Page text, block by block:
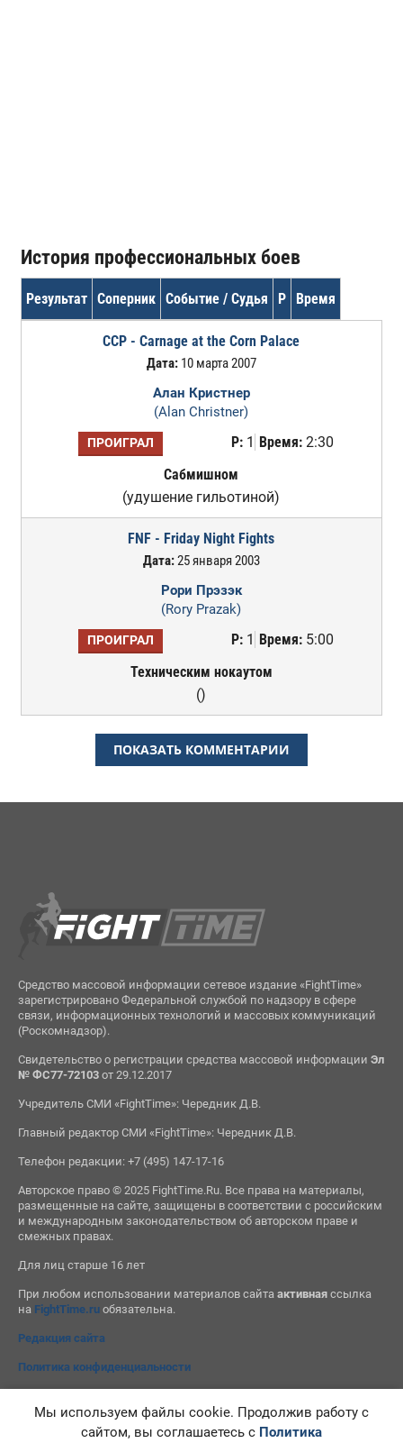
История профессиональных боев
Результат Соперник Событие / Судья Р Время
CCP - Carnage at the Corn Palace
Дата:10 марта 2007
Алан Кристнер
(Alan Christner)
ПРОИГРАЛ Р:1 Время:2:30
Сабмишном
(удушение гильотиной)
FNF - Friday Night Fights
Дата:25 января 2003
Рори Прэзэк
(Rory Prazak)
ПРОИГРАЛ Р:1 Время:5:00
Техническим нокаутом
()
ПОКАЗАТЬ КОММЕНТАРИИ
Средство массовой информации сетевое издание «FightTime»
зарегистрировано Федеральной службой по надзору в сфере
связи, информационных технологий и массовых коммуникаций
(Роскомнадзор).
Свидетельство о регистрации средства массовой информации Эл
№ ФС77-72103от 29.12.2017
Учредитель СМИ «FightTime»: Чередник Д.В.
Главный редактор СМИ «FightTime»: Чередник Д.В.
Телефон редакции: +7 (495) 147-17-16
Авторское право © 2025 FightTime.Ru. Все права на материалы,
размещенные на сайте, защищены в соответствии с российским
и международным законодательством об авторском праве и
смежных правах.
Для лиц старше 16 лет
При любом использовании материалов сайта активнаяссылка
на FightTime.ruобязательна.
Редакция сайта
Политика конфиденциальности
Мы используем файлы cookie. Продолжив работу с
сайтом, вы соглашаетесь с Политика